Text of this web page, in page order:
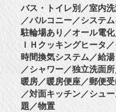
バス・トイレ別／室内
／バルコニー／システ
駐輪場あり／オール電
ＩＨクッキングヒータ
時間換気システム／給
／シャワー／独立洗面
暖房／暖房便座／郵便
／対面キッチン／シュ
題／物置